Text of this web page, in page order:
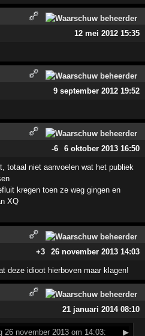
12 mei 2012 15:35
9 september 2012 19:52
-6
6 oktober 2013 16:50
totaal niet aanvoelen wat het publiek
kregen toen ze weg gingen en
XQ
+3
26 november 2013 14:03
deze idioot hierboven maar klagen!
21 januari 2014 08:10
26 november 2013 om 14:03: ▶